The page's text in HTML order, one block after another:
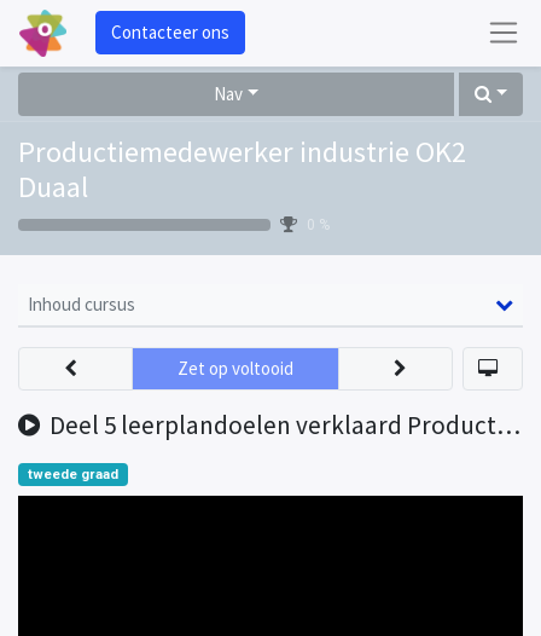
Contacteer ons
Nav
Productiemedewerker industrie OK2
Duaal
0 %
Inhoud cursus
Deel 5 leerplandoelen verklaard Productiemedewerker OK2 1
Zet op voltooid
tweede graad